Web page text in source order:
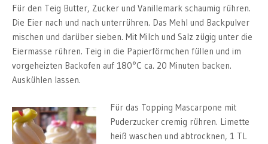
Für den Teig Butter, Zucker und Vanillemark schaumig rühren.
Die Eier nach und nach unterrühren. Das Mehl und Backpulver
mischen und darüber sieben. Mit Milch und Salz zügig unter die
Eiermasse rühren. Teig in die Papierförmchen füllen und im
vorgeheizten Backofen auf 180°C ca. 20 Minuten backen.
Auskühlen lassen.
Für das Topping Mascarpone mit
Puderzucker cremig rühren. Limette
heiß waschen und abtrocknen, 1 TL